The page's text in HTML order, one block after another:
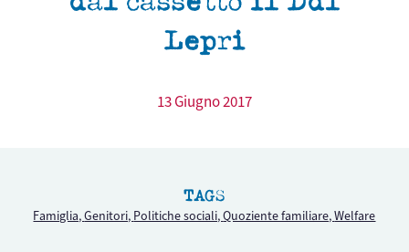
Lepri
13 Giugno 2017
TAGS
Famiglia,Genitori, Politiche sociali,Quoziente familiare,Welfare